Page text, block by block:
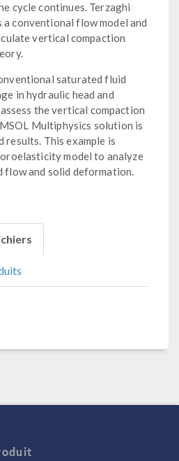
cycle continues. Terzaghi
a conventional flow model and
vertical compaction
saturated fluid
in hydraulic head and
the vertical compaction
Multiphysics solution is
results. This example is
model to analyze
flow and solid deformation.